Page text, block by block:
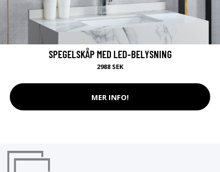
SPEGELSKÅP MED LED-BELYSNING
2988 SEK
MER INFO!